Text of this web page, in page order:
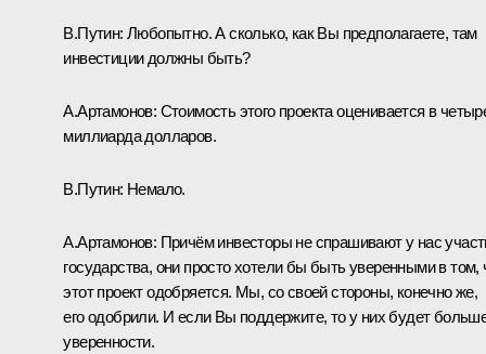
В.Путин: Любопытно. А сколько, как Вы предполагаете, там
инвестиции должны быть?
А.Артамонов: Стоимость этого проекта оценивается в
миллиарда долларов.
В.Путин: Немало.
А.Артамонов: Причём инвесторы не спрашивают у нас
государства, они просто хотели бы быть уверенными в том,
этот проект одобряется. Мы, со своей стороны, конечно же,
его одобрили. И если Вы поддержите, то у них будет
уверенности.